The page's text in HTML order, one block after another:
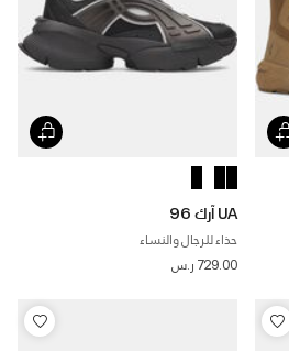
UA آرك 96
حذاء للرجال والنساء
729.00 ر.س